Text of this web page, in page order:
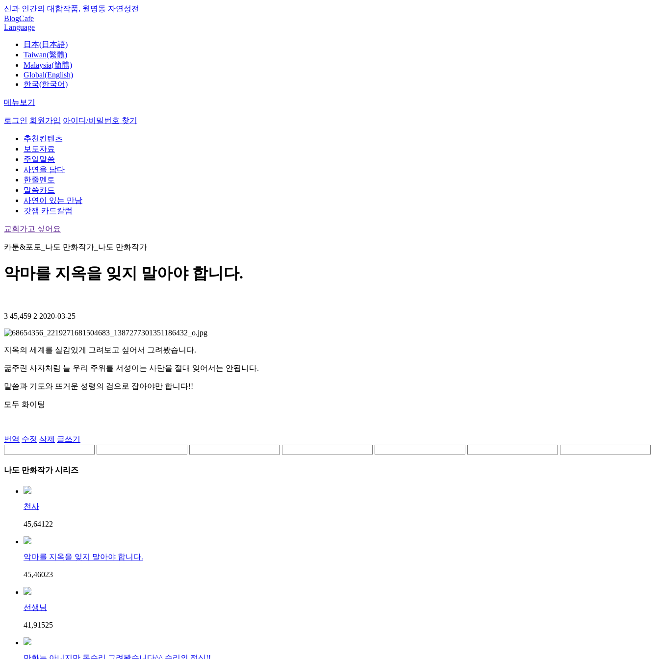
신과 인간의 대합작품, 월명동 자연성전
BlogCafe
Language
日本(日本語)
Taiwan(繁體)
Malaysia(簡體)
Global(English)
한국(한국어)
메뉴보기
로그인 회원가입 아이디/비밀번호 찾기
추천컨텐츠
보도자료
주일말씀
사연을 담다
한줄멘토
말씀카드
사연이 있는 만남
갓잼 카드칼럼
교회가고 싶어요
카툰&포토_나도 만화작가_나도 만화작가
악마를 지옥을 잊지 말아야 합니다.
3 45,459 2 2020-03-25
지옥의 세계를 실감있게 그려보고 싶어서 그려봤습니다.
굶주린 사자처럼 늘 우리 주위를 서성이는 사탄을 절대 잊어서는 안됩니다.
말씀과 기도와 뜨거운 성령의 검으로 잡아야만 합니다!!
모두 화이팅
번역 수정 삭제 글쓰기
나도 만화작가 시리즈
천사
45,64122
악마를 지옥을 잊지 말아야 합니다.
45,46023
선생님
41,91525